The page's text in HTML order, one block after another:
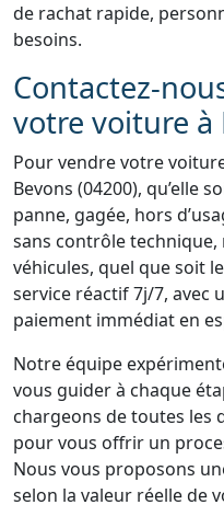
de rachat rapide,
besoins.
Contactez-
votre voiture à
Pour vendre votre
Bevons (04200), qu’elle
panne, gagée, hors
sans contrôle
véhicules, quel que soit
service réactif 7j/7, avec
paiement immédiat en
Notre équipe
vous guider à chaque
chargeons de toutes les
pour vous offrir un
Nous vous proposons
selon la valeur réelle de